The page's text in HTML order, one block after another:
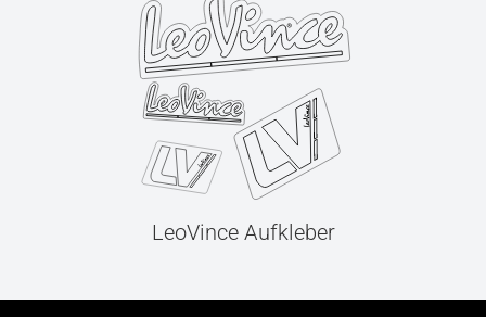
LeoVince Aufkleber